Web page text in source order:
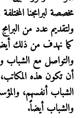
مخصصة لبرامجنا
ولتقديم عدد من
كما نهدف من ذلك أيضاً
والتواصل مع الشباب
أن تكون هذه
الشباب أنفسهم،
والشباب أيضاً.